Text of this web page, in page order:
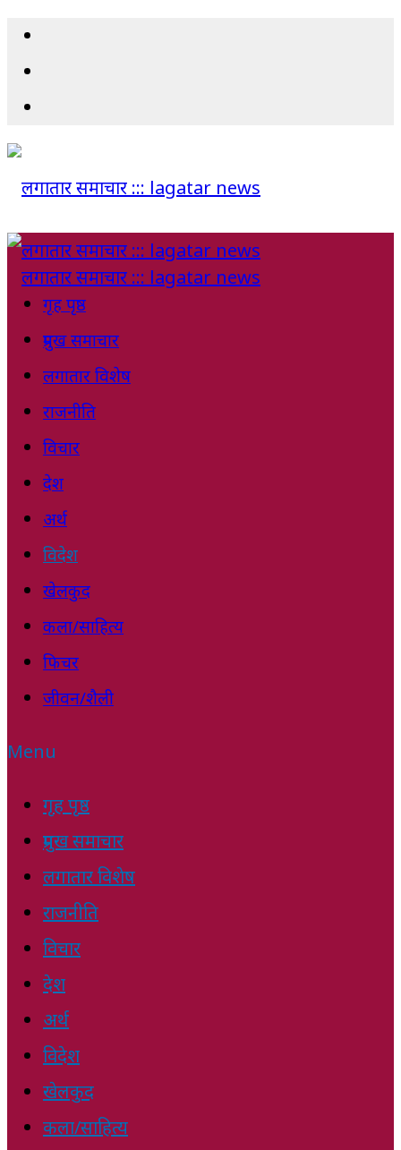
गृह पृष्ठ
प्रमुख समाचार
लगातार विशेष
राजनीति
विचार
देश
अर्थ
विदेश
खेलकुद
कला/साहित्य
फिचर
जीवन/शैली
Menu
गृह पृष्ठ
प्रमुख समाचार
लगातार विशेष
राजनीति
विचार
देश
अर्थ
विदेश
खेलकुद
कला/साहित्य